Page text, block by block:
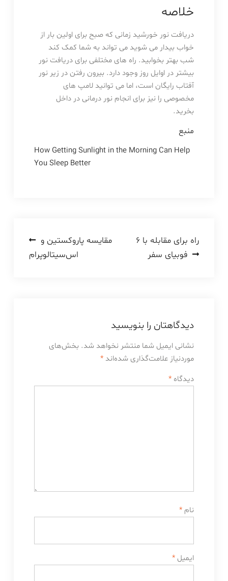
خلاصه
دریافت نور خورشید زمانی که صبح برای اولین بار از
خواب بیدار می شوید می تواند به شما کمک کند
شب بهتر بخوابید. راه های مختلفی برای دریافت نور
بیشتر در اوایل روز وجود دارد. بیرون رفتن در زیر نور
آفتاب رایگان است، اما می توانید لامپ های
مخصوصی را نیز برای انجام نور درمانی در داخل
بخرید.
منبع
How Getting Sunlight in the Morning Can Help
You Sleep Better
راهبری
نوشته
مقایسه پاروکستین و
اس‌سیتالوپرام
۶ راه برای مقابله با
فوبیای سفر
دیدگاهتان را بنویسید
نشانی ایمیل شما منتشر نخواهد شد. بخش‌های
موردنیاز علامت‌گذاری شده‌اند *
دیدگاه *
نام *
ایمیل *